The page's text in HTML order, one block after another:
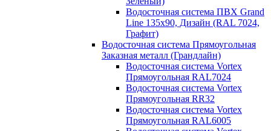
Водосточная система ПВХ Grand
Line 135х90, Дизайн (RAL 7024,
Графит)
Водосточная система Прямоугольная
Заказная металл (Грандлайн)
Водосточная система Vortex
Прямоугольная RAL7024
Водосточная система Vortex
Прямоугольная RR32
Водосточная система Vortex
Прямоугольная RAL6005